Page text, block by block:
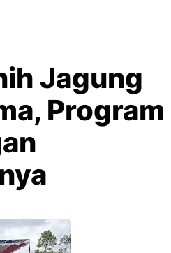
Jagung
Program